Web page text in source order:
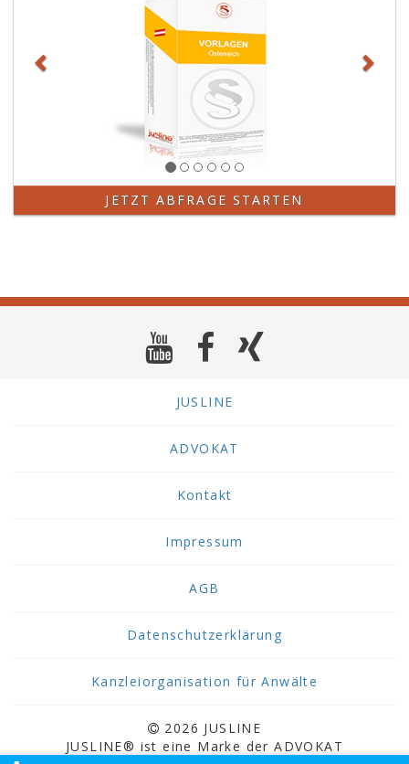
JETZT ABFRAGE STARTEN
JUSLINE
ADVOKAT
Kontakt
Impressum
AGB
Datenschutzerklärung
Kanzleiorganisation für Anwälte
2026 JUSLINE
JUSLINE® ist eine Marke der ADVOKAT